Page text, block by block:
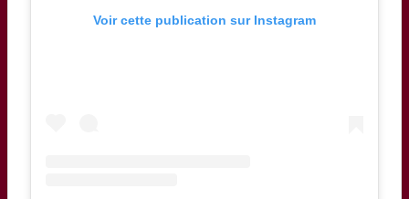
Voir cette publication sur Instagram